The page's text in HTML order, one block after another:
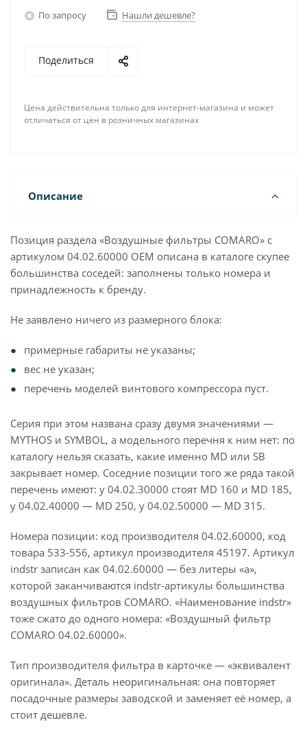
По запросу Нашли дешевле?
Поделиться
Цена действительна только для интернет-магазина и может
отличаться от цен в розничных магазинах
Описание
Позиция раздела «Воздушные фильтры COMARO» с
артикулом 04.02.60000 OEM описана в каталоге скупее
большинства соседей: заполнены только номера и
принадлежность к бренду.
Не заявлено ничего из размерного блока:
примерные габариты не указаны;
вес не указан;
перечень моделей винтового компрессора пуст.
Серия при этом названа сразу двумя значениями —
MYTHOS и SYMBOL, а модельного перечня к ним нет: по
каталогу нельзя сказать, какие именно MD или SB
закрывает номер. Соседние позиции того же ряда такой
перечень имеют: у 04.02.30000 стоят MD 160 и MD 185,
у 04.02.40000 — MD 250, у 04.02.50000 — MD 315.
Номера позиции: код производителя 04.02.60000, код
товара 533-556, артикул производителя 45197. Артикул
indstr записан как 04.02.60000 — без литеры «a»,
которой заканчиваются indstr-артикулы большинства
воздушных фильтров COMARO. «Наименование indstr»
тоже сжато до одного номера: «Воздушный фильтр
COMARO 04.02.60000».
Тип производителя фильтра в карточке — «эквивалент
оригинала». Деталь неоригинальная: она повторяет
посадочные размеры заводской и заменяет её номер, а
стоит дешевле.